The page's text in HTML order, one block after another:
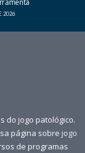
2026
do jogo patológico.
página sobre jogo
de programas